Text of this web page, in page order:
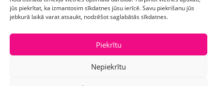
jūs piekrītat, ka izmantosim sīkdatnes jūsu ierīcē. Savu piekrišanu jūs
jebkurā laikā varat atsaukt, nodzēšot saglabātās sīkdatnes.
Piekrītu
Nepiekrītu
Reģ.nr.: 40103625328